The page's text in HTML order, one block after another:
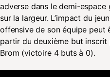
adverse dans le demi-espace
sur la largeur. L’impact du
offensive de son équipe peut
partir du deuxième but inscrit
Brom (victoire 4 buts à 0).